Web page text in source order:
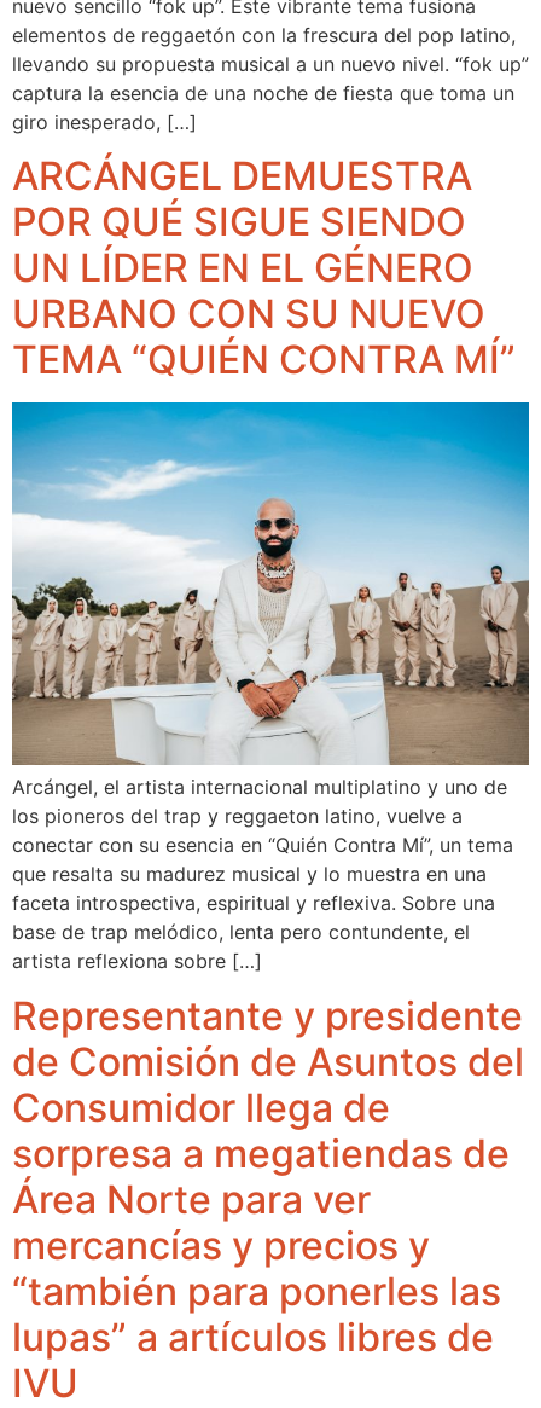
nuevo sencillo “fok up”. Este vibrante tema fusiona
elementos de reggaetón con la frescura del pop latino,
llevando su propuesta musical a un nuevo nivel. “fok up”
captura la esencia de una noche de fiesta que toma un
giro inesperado, […]
ARCÁNGEL DEMUESTRA
POR QUÉ SIGUE SIENDO
UN LÍDER EN EL GÉNERO
URBANO CON SU NUEVO
TEMA “QUIÉN CONTRA MÍ”
Arcángel, el artista internacional multiplatino y uno de
los pioneros del trap y reggaeton latino, vuelve a
conectar con su esencia en “Quién Contra Mí”, un tema
que resalta su madurez musical y lo muestra en una
faceta introspectiva, espiritual y reflexiva. Sobre una
base de trap melódico, lenta pero contundente, el
artista reflexiona sobre […]
Representante y presidente
de Comisión de Asuntos del
Consumidor llega de
sorpresa a megatiendas de
Área Norte para ver
mercancías y precios y
“también para ponerles las
lupas” a artículos libres de
IVU